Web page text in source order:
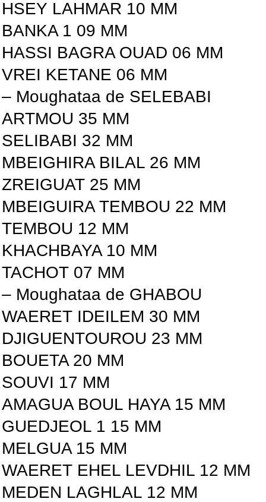
HSEY LAHMAR 10 MM
BANKA 1 09 MM
HASSI BAGRA OUAD 06 MM
VREI KETANE 06 MM
– Moughataa de SELEBABI
ARTMOU 35 MM
SELIBABI 32 MM
MBEIGHIRA BILAL 26 MM
ZREIGUAT 25 MM
MBEIGUIRA TEMBOU 22 MM
TEMBOU 12 MM
KHACHBAYA 10 MM
TACHOT 07 MM
– Moughataa de GHABOU
WAERET IDEILEM 30 MM
DJIGUENTOUROU 23 MM
BOUETA 20 MM
SOUVI 17 MM
AMAGUA BOUL HAYA 15 MM
GUEDJEOL 1 15 MM
MELGUA 15 MM
WAERET EHEL LEVDHIL 12 MM
MEDEN LAGHLAL 12 MM